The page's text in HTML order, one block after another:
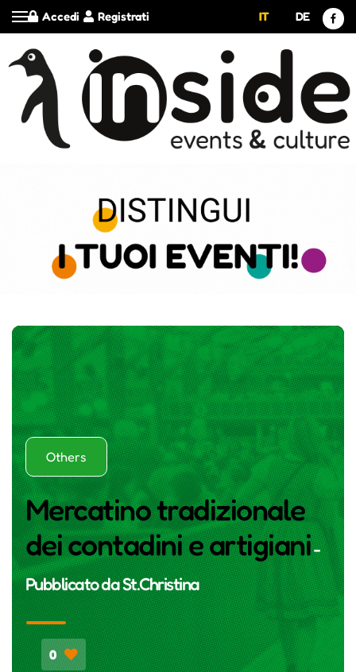
Registrati
Accedi IT DE
Others
Mercatino tradizionale
dei contadini e artigiani-
Pubblicato daSt.Christina
0